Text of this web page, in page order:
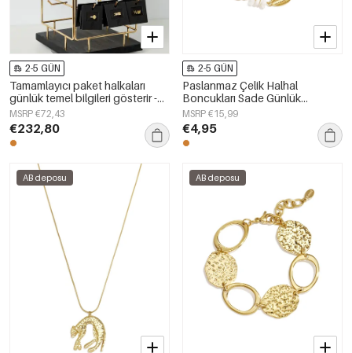
2-5 GÜN
Tamamlayıcı paket halkaları
günlük temel bilgileri gösterir -
paslanmaz çelik
MSRP €72,43
€232,80
2-5 GÜN
Paslanmaz Çelik Halhal
Boncukları Sade Günlük
Kullanım Sade Serisi Kadın
Takıları
MSRP €15,99
€4,95
AB deposu AB deposu